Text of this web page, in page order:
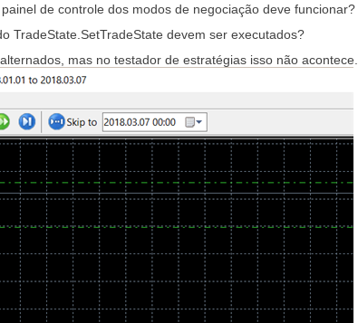
de controle dos modos de negociação deve funcionar?
TradeState.SetTradeState devem ser executados?
mas no testador de estratégias isso não acontece.